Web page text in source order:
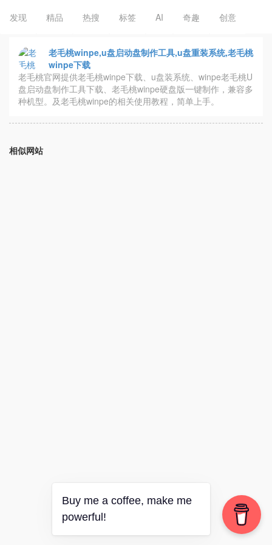
发现 精品 热搜 标签 AI 奇趣 创意
老毛桃winpe,u盘启动盘制作工具,u盘重装系统,老毛桃
winpe下载
老毛桃官网提供老毛桃winpe下载、u盘装系统、winpe老毛桃U
盘启动盘制作工具下载、老毛桃winpe硬盘版一键制作，兼容多
种机型。及老毛桃winpe的相关使用教程，简单上手。
相似网站
Buy me a coffee, make me
powerful!